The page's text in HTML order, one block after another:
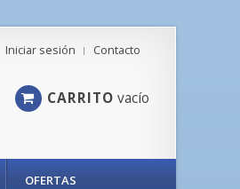
Contacto
Iniciar sesión
CARRITO vacío
OFERTAS